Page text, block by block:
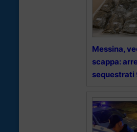
Messina,
scappa:
sequestrati